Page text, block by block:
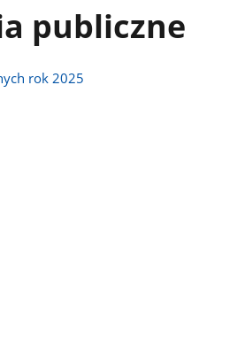
publiczne
rok 2025